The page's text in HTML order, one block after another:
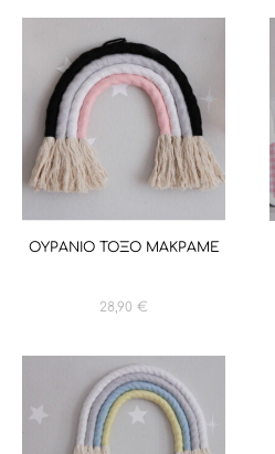
ΟΥΡΑΝΙΟ ΤΟΞΟ ΜΑΚΡΑΜΕ
28,90 €